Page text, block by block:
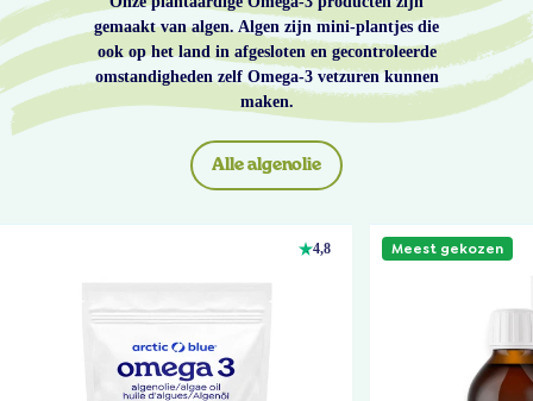
gemaakt van algen. Algen zijn mini-plantjes die
ook op het land in afgesloten en gecontroleerde
omstandigheden zelf Omega-3 vetzuren kunnen
maken.
Alle algenolie
4,8 Meest gekozen